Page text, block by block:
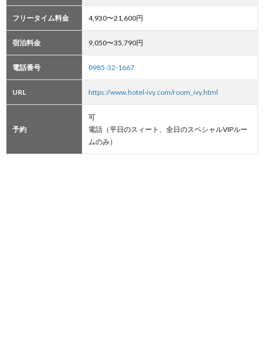
フリータイム料金 4,930〜21,600円
宿泊料金 9,050〜35,790円
電話番号 0985-32-1667
URL https://www.hotel-ivy.com/room_ivy.html
予約
可
電話（平日のスィート、全日のスペシャルVIPルー
ムのみ）